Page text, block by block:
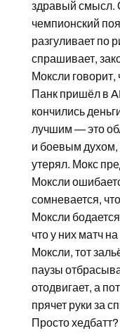
здравый смысл.
чемпионский
разгуливает по
спрашивает,
Моксли говорит,
Панк пришёл в
кончились
лучшим — это
и боевым духом,
утерял. Мокс
Моксли
сомневается,
Моксли
что у них матч
Моксли, тот
паузы
отодвигает, а
прячет руки за
Просто